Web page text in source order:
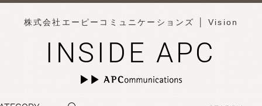
株式会社エーピーコミュニケーションズ │ Vision
INSIDE APC